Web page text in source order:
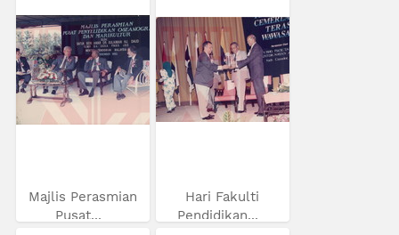
Majlis Perasmian
Pusat...
Hari Fakulti
Pendidikan...